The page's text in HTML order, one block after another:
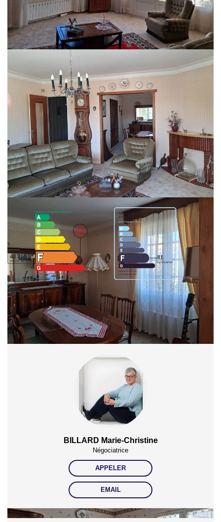
À l'extérieur, le terrain offre de nombreuses possibilités d'aménagement :
jardin paysager, potager, espace détente ou terrain de jeux. La partie classée
en zone agricole participe à la sensation d'espace et de nature qui
caractérise cette propriété.
Un garage complète les prestations du bien et apporte un espace de
stationnement ou de rangement toujours apprécié.
La maison est équipée d'un chauffage au fioul et présente un beau potentiel
pour les acquéreurs souhaitant personnaliser leur futur lieu de vie tout en
profitant d'une base saine et d'un environnement privilégié.
Une belle opportunité pour ceux qui recherchent le charme d'une maison
traditionnelle, de généreux espaces extérieurs et un cadre de vie serein.
** €294 200
honoraires inclus|€280 000 hors honoraires|
Honoraires : 5.07% TTC à
la charge de l'acquéreur
Nos honoraires
Classes DPE/GES
Logement à consommation énergétique excessive. Montant estimé des
dépenses annuelles d'énergie pour un usage standard entre 4790€ et
6500€. indexées aux années 2021,2022 et 2023 (abonnement compris).
Partager :
BILLARD Marie-Christine
Négociatrice
APPELER
EMAIL